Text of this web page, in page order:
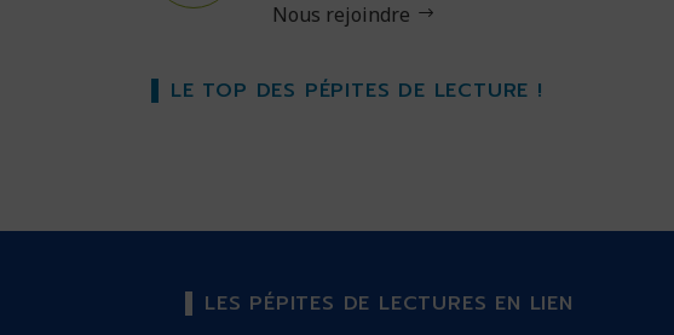
Nous rejoindre
LE TOP DES PÉPITES DE LECTURE !
LES PÉPITES DE LECTURES EN LIEN